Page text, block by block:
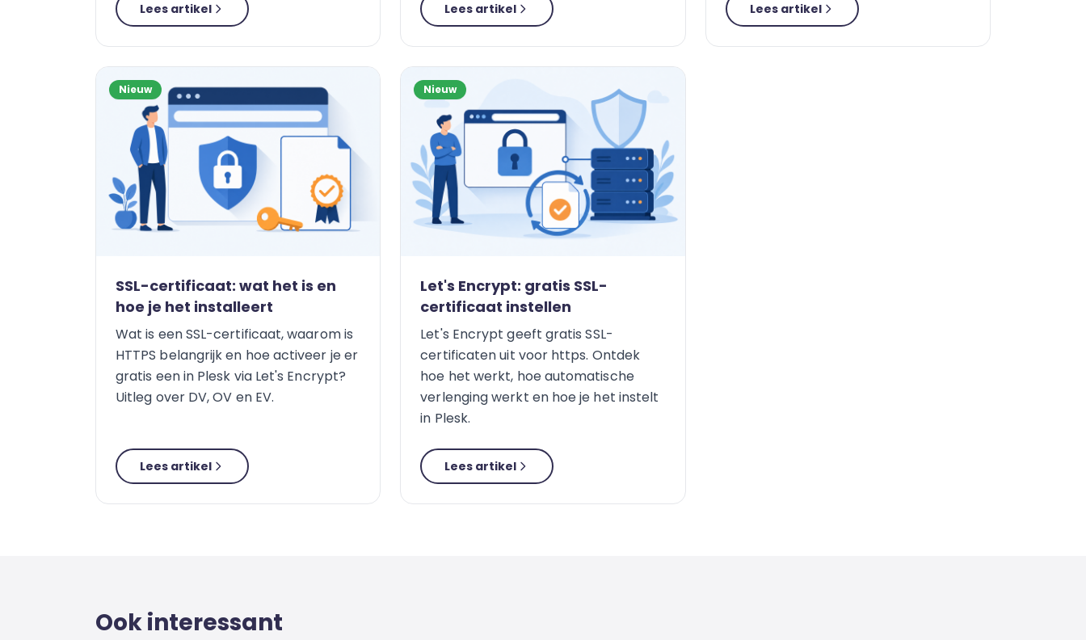
Lees artikel Lees artikel Lees artikel
Nieuw
SSL-certificaat: wat het is en
hoe je het installeert
Wat is een SSL-certificaat, waarom is
HTTPS belangrijk en hoe activeer je er
gratis een in Plesk via Let's Encrypt?
Uitleg over DV, OV en EV.
Lees artikel
Nieuw
Let's Encrypt: gratis SSL-
certificaat instellen
Let's Encrypt geeft gratis SSL-
certificaten uit voor https. Ontdek
hoe het werkt, hoe automatische
verlenging werkt en hoe je het instelt
in Plesk.
Lees artikel
Ook interessant